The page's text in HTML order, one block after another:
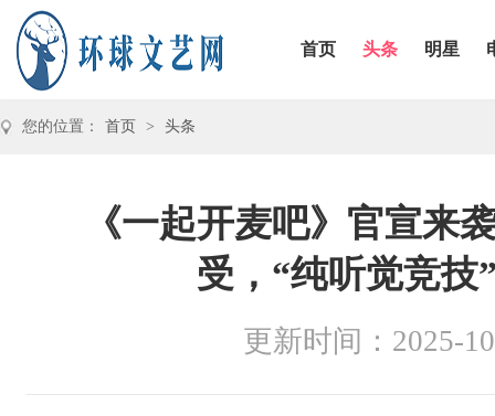
首页 头条 明星
您的位置： 首页 > 头条
《一起开麦吧》官宣来
受，“纯听觉竞技
更新时间：2025-